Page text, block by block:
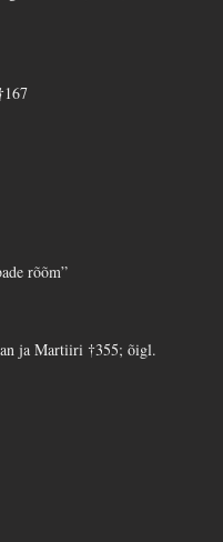
rõõm”
ja Martiiri †355; õigl.